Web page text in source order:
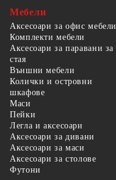
Мебели
Аксесоари за офис мебели
Комплекти мебели
Аксесоари за паравани за
стая
Външни мебели
Колички и островни
шкафове
Маси
Пейки
Легла и аксесоари
Аксесоари за дивани
Аксесоари за маси
Аксесоари за столове
Футони